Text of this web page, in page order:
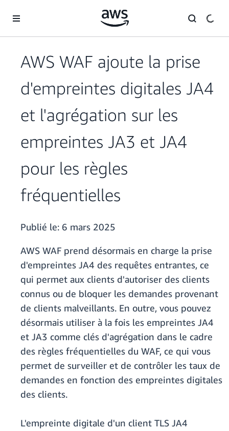
AWS WAF ajoute la prise
d'empreintes digitales JA4
et l'agrégation sur les
empreintes JA3 et JA4
pour les règles
fréquentielles
Publié le: 6 mars 2025
AWS WAF prend désormais en charge la prise
d'empreintes JA4 des requêtes entrantes, ce
qui permet aux clients d'autoriser des clients
connus ou de bloquer les demandes provenant
de clients malveillants. En outre, vous pouvez
désormais utiliser à la fois les empreintes JA4
et JA3 comme clés d'agrégation dans le cadre
des règles fréquentielles du WAF, ce qui vous
permet de surveiller et de contrôler les taux de
demandes en fonction des empreintes digitales
des clients.
L'empreinte digitale d'un client TLS JA4